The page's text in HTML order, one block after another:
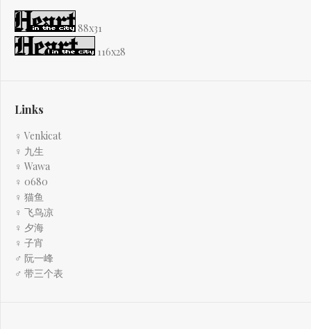
88x31
116x28
Links
♀ Venkicat
♀ 九生
♀ Wawa
♀ 0680
♀ 猫鱼
♀ 飞鸟凉
♀ 夕海
♀ 子宵
♂ 阮一峰
♂ 带三个表